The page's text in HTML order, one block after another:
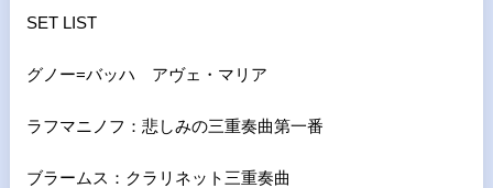
SET LIST
グノー=バッハ アヴェ・マリア
ラフマニノフ：悲しみの三重奏曲第一番
ブラームス：クラリネット三重奏曲